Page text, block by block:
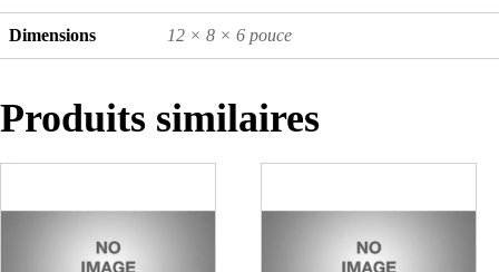
Dimensions 12 × 8 × 6 pouce
Produits similaires